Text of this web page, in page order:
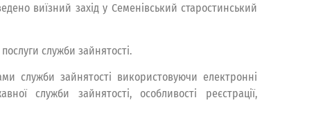
виїзний захід у Семенівський старостинський
служби зайнятості.
служби зайнятості використовуючи електронні
служби зайнятості, особливості реєстрації,